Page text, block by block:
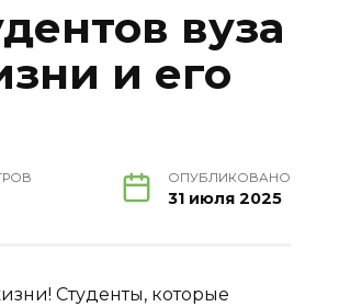
вуза
и его
ОПУБЛИКОВАНО
31 июля 2025
Студенты, которые